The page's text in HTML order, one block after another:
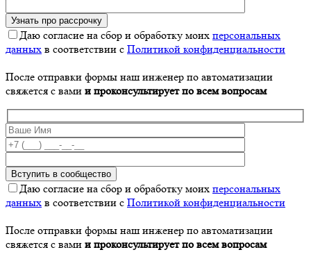
Даю согласие на сбор и обработку моих персональных
данных в соответствии с Политикой конфиденциальности
После отправки формы наш инженер по автоматизации
свяжется с вами и проконсультирует по всем вопросам
Даю согласие на сбор и обработку моих персональных
данных в соответствии с Политикой конфиденциальности
После отправки формы наш инженер по автоматизации
свяжется с вами и проконсультирует по всем вопросам